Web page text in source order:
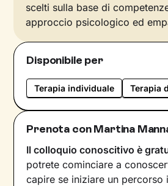
scelti sulla base di
approccio psicologico ed
Disponibile per
Terapia individuale Terapia
Prenota con Martina
Il colloquio conoscitivo è
potrete cominciare a
capire se iniziare un percorso